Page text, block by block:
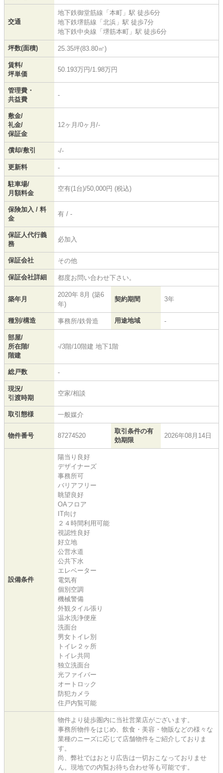
交通
地下鉄御堂筋線 「本町 」駅 徒歩6分
地下鉄堺筋線 「北浜 」駅 徒歩7分
地下鉄中央線 「堺筋本町 」駅 徒歩6分
坪数(面積) 25.35坪(83.80㎡)
賃料/
坪単価
50.193万円/1.98万円
管理費・
共益費
-
敷金/
礼金/
保証金
12ヶ月/0ヶ月/-
償却/敷引 -/-
更新料 -
駐車場/
月額料金
空有(1台)/50,000円 (税込)
保険加入 / 料
金
有 / -
保証人代行義
務
必加入
保証会社 その他
保証会社詳細 都度お問い合わせ下さい。
築年月
2020年 8月 (築6
年)
契約期間 3年
種別/構造 事務所/鉄骨造 用途地域 -
部屋/
所在階/
階建
-/3階/10階建 地下1階
総戸数 -
現況/
引渡時期
空家/相談
取引態様 一般媒介
物件番号 87274520
取引条件の有
効期限
2026年08月14日
設備条件
陽当り良好
デザイナーズ
事務所可
バリアフリー
眺望良好
OAフロア
IT向け
２４時間利用可能
視認性良好
好立地
公営水道
公共下水
エレベーター
電気有
個別空調
機械警備
外観タイル張り
温水洗浄便座
洗面台
男女トイレ別
トイレ２ヶ所
トイレ共同
独立洗面台
光ファイバー
オートロック
防犯カメラ
住戸内覧可能
物件より徒歩圏内に当社営業店がございます。
事務所物件をはじめ、飲食・美容・物販などの様々な
業種のニーズに応じて店舗物件をご紹介しておりま
す。
尚、弊社ではおとり広告は一切おこなっておりませ
ん。現地での内覧お待ち合わせ等も可能です。